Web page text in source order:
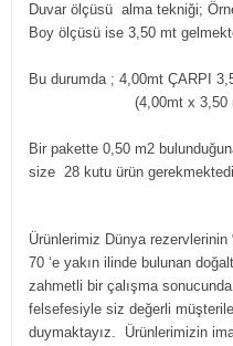
Duvar ölçüsü alma tekniği;
Boy ölçüsü ise 3,50 mt
Bu durumda ; 4,00mt ÇARPI
(4,00mt x 3,50 mt
Bir pakette 0,50 m2
size 28 kutu ürün
Ürünlerimiz Dünya rezervlerinin
70 ‘e yakın ilinde bulunan
zahmetli bir çalışma sonucunda
felsefesiyle siz değerli
duymaktayız. Ürünlerimizin